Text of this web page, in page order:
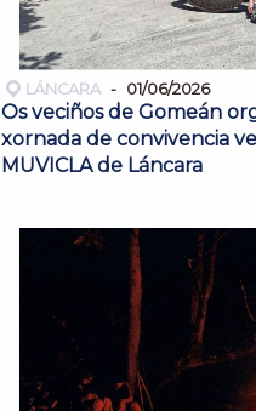
LÁNCARA 01/06/2026
Os veciños de Gomeán
xornada de convivencia
MUVICLA de Láncara